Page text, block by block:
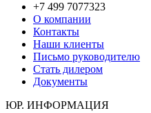
+7 499 7077323
О компании
Контакты
Наши клиенты
Письмо руководителю
Стать дилером
Документы
ЮР. ИНФОРМАЦИЯ